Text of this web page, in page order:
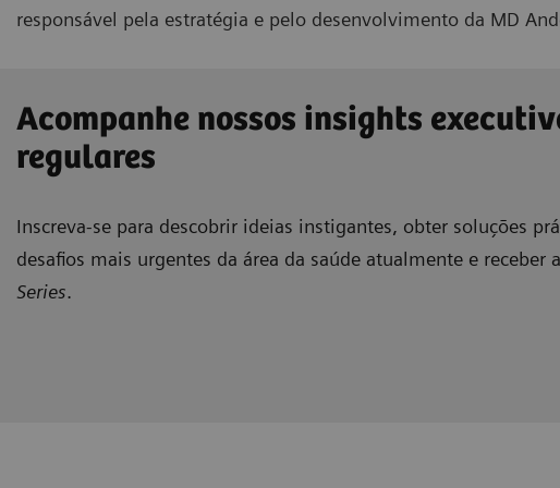
responsável pela estratégia e pelo desenvolvimento da MD
Acompanhe nossos insights
regulares
Inscreva-se para descobrir ideias instigantes, obter soluções
desafios mais urgentes da área da saúde atualmente e receber
Series.